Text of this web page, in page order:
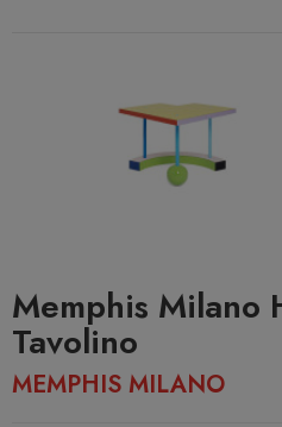
Memphis Milano
Tavolino
MEMPHIS MILANO